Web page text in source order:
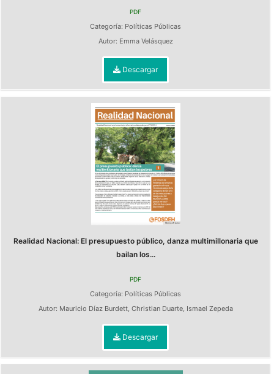
PDF
Categoría: Políticas Públicas
Autor: Emma Velásquez
Descargar
Realidad Nacional: El presupuesto público, danza multimillonaria que
bailan los...
PDF
Categoría: Políticas Públicas
Autor: Mauricio Díaz Burdett, Christian Duarte, Ismael Zepeda
Descargar